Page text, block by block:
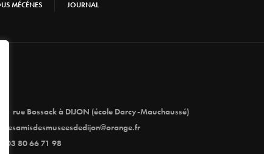
MÉCÉNES JOURNAL
1 rue Bossack à DIJON (école Darcy-Mauchaussé)
lesamisdesmuseesdedijon@orange.fr
03 80 66 71 98